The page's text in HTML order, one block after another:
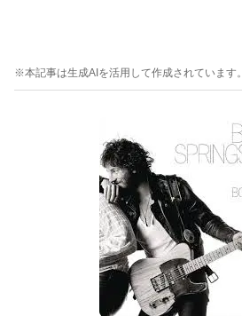
※本記事は生成AIを活用して作成されています。